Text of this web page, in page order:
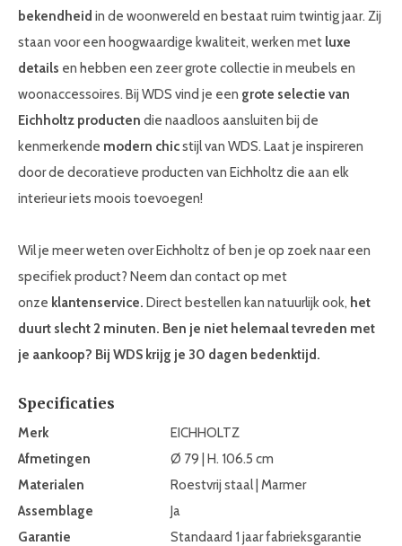
bekendheid in de woonwereld en bestaat ruim twintig jaar. Zij
staan voor een hoogwaardige kwaliteit, werken met luxe
details en hebben een zeer grote collectie in meubels en
woonaccessoires. Bij WDS vind je een grote selectie van
Eichholtz producten die naadloos aansluiten bij de
kenmerkende modern chicstijl van WDS. Laat je inspireren
door de decoratieve producten van Eichholtz die aan elk
interieur iets moois toevoegen!
Wil je meer weten over Eichholtz of ben je op zoek naar een
specifiek product? Neem dan contact op met
onze klantenservice. Direct bestellen kan natuurlijk ook, het
duurt slecht 2 minuten. Ben je niet helemaal tevreden met
je aankoop? Bij WDS krijg je 30 dagen bedenktijd.
Specificaties
Merk
EICHHOLTZ
Afmetingen
Ø 79 | H. 106.5 cm
Materialen
Roestvrij staal | Marmer
Assemblage
Ja
Garantie
Standaard 1 jaar fabrieksgarantie